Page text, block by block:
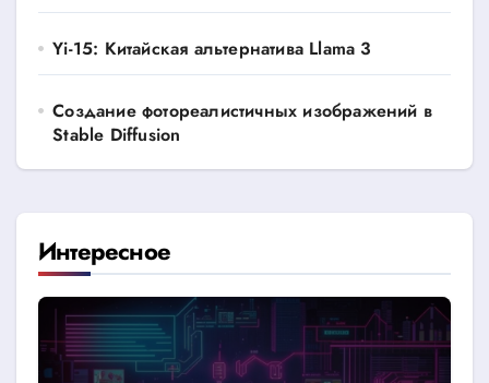
Yi-15: Китайская альтернатива Llama 3
Создание фотореалистичных изображений в
Stable Diffusion
Интересное